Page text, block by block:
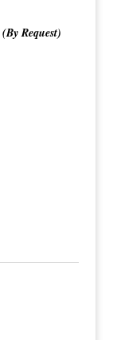
(By Request)